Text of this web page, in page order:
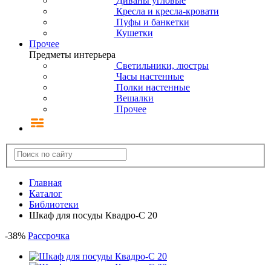
Кресла и кресла-кровати
Пуфы и банкетки
Кушетки
Прочее
Предметы интерьера
Светильники, люстры
Часы настенные
Полки настенные
Вешалки
Прочее
Главная
Каталог
Библиотеки
Шкаф для посуды Квадро-С 20
-38% Рассрочка